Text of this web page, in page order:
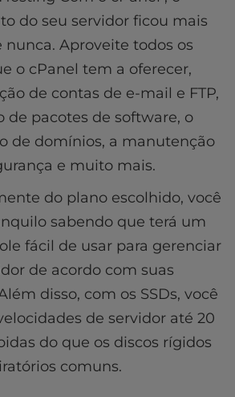
do seu servidor ficou mais
nunca. Aproveite todos os
o cPanel tem a oferecer,
de contas de e-mail e FTP,
de pacotes de software, o
de domínios, a manutenção
e muito mais.
do plano escolhido, você
sabendo que terá um
fácil de usar para gerenciar
de acordo com suas
disso, com os SSDs, você
de servidor até 20
do que os discos rígidos
comuns.